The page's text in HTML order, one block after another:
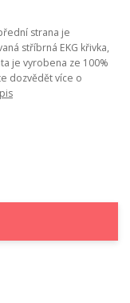
strana je
stříbrná EKG křivka,
je vyrobena ze 100%
dozvědět více o